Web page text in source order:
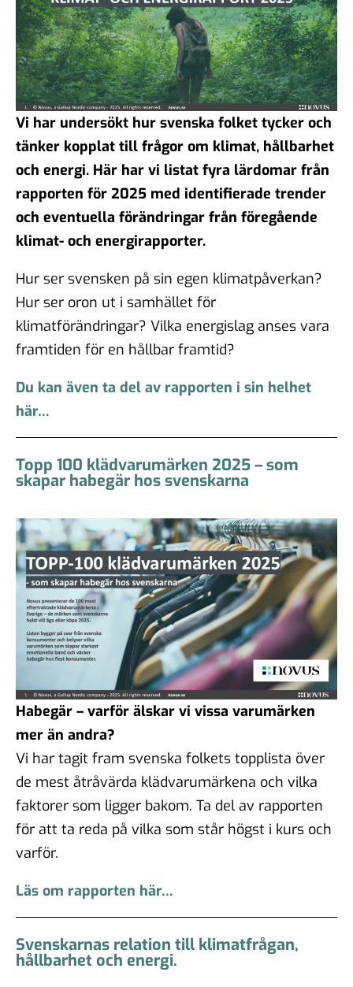
Vi har undersökt hur svenska folket tycker och
tänker kopplat till frågor om klimat, hållbarhet
och energi. Här har vi listat fyra lärdomar från
rapporten för 2025 med identifierade trender
och eventuella förändringar från föregående
klimat- och energirapporter.
Hur ser svensken på sin egen klimatpåverkan?
Hur ser oron ut i samhället för
klimatförändringar? Vilka energislag anses vara
framtiden för en hållbar framtid?
Du kan även ta del av rapporten i sin helhet
här…
Topp 100 klädvarumärken 2025 – som
skapar habegär hos svenskarna
Habegär – varför älskar vi vissa varumärken
mer än andra?
Vi har tagit fram svenska folkets topplista över
de mest åtråvärda klädvarumärkena och vilka
faktorer som ligger bakom. Ta del av rapporten
för att ta reda på vilka som står högst i kurs och
varför.
Läs om rapporten här…
Svenskarnas relation till klimatfrågan,
hållbarhet och energi.